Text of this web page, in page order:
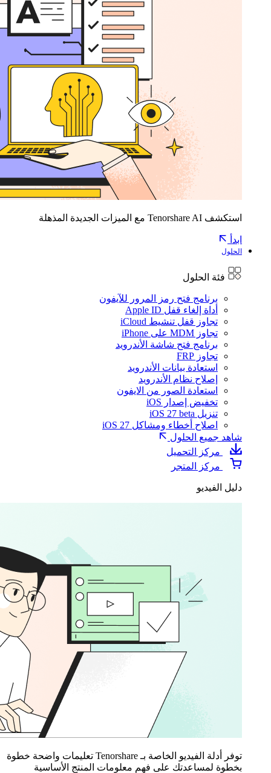
استكشف Tenorshare AI مع الميزات الجديدة المذهلة
ابدأ
الحلول
فئة الحلول
برنامج فتح رمز المرور للآيفون
أداة إلغاء قفل Apple ID
تجاوز قفل تنشيط iCloud
تجاوز MDM على iPhone
برنامج فتح شاشة الأندرويد
تجاوز FRP
استعادة بيانات الأندرويد
إصلاح نظام الأندرويد
استعادة الصور من الايفون
تخفيض إصدار iOS
تنزيل iOS 27 beta
اصلاح أخطاء ومشاكل iOS 27
شاهد جميع الحلول
مركز التحميل
مركز المتجر
دليل الفيديو
توفر أدلة الفيديو الخاصة بـ Tenorshare تعليمات واضحة خطوة
بخطوة لمساعدتك على فهم معلومات المنتج الأساسية